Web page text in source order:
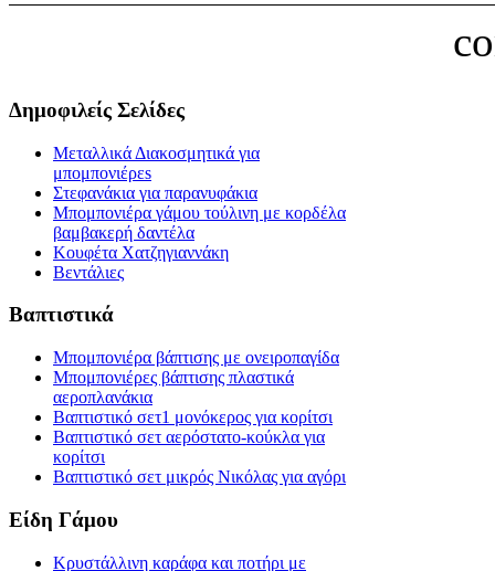
Δημοφιλείς Σελίδες
Μεταλλικά Διακοσμητικά για
μπομπονιέρεs
Στεφανάκια για παρανυφάκια
Μπομπονιέρα γάμου τούλινη με κορδέλα
βαμβακερή δαντέλα
Κουφέτα Χατζηγιαννάκη
Βεντάλιες
Βαπτιστικά
Μπομπονιέρα βάπτισης με ονειροπαγίδα
Μπομπονιέρες βάπτισης πλαστικά
αεροπλανάκια
Βαπτιστικό σετ1 μονόκερος για κορίτσι
Βαπτιστικό σετ αερόστατο-κούκλα για
κορίτσι
Βαπτιστικό σετ μικρός Νικόλας για αγόρι
Είδη Γάμου
Κρυστάλλινη καράφα και ποτήρι με